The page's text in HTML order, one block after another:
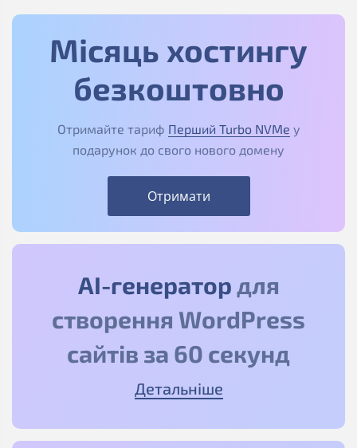
Місяць хостингу
безкоштовно
Отримайте тариф Перший Turbo NVMe у
подарунок до свого нового домену
Отримати
АІ-генератордля
створення WordPress
сайтів за 60 секунд
Детальніше